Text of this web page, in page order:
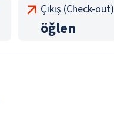
Çıkış (Check-out)
öğlen